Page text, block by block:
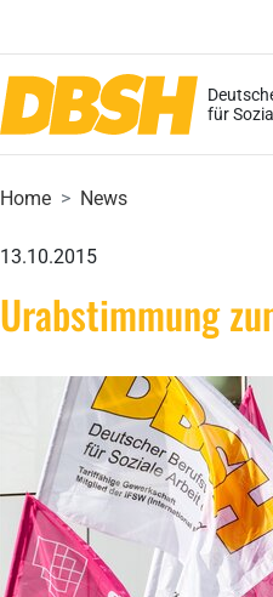
für
Home News
13.10.2015
Urabstimmung